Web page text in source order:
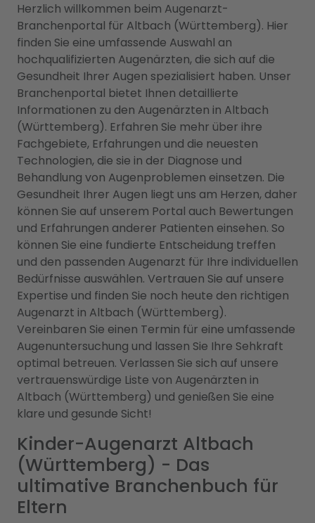
Herzlich willkommen beim Augenarzt-
Branchenportal für Altbach (Württemberg). Hier
finden Sie eine umfassende Auswahl an
hochqualifizierten Augenärzten, die sich auf die
Gesundheit Ihrer Augen spezialisiert haben. Unser
Branchenportal bietet Ihnen detaillierte
Informationen zu den Augenärzten in Altbach
(Württemberg). Erfahren Sie mehr über ihre
Fachgebiete, Erfahrungen und die neuesten
Technologien, die sie in der Diagnose und
Behandlung von Augenproblemen einsetzen. Die
Gesundheit Ihrer Augen liegt uns am Herzen, daher
können Sie auf unserem Portal auch Bewertungen
und Erfahrungen anderer Patienten einsehen. So
können Sie eine fundierte Entscheidung treffen
und den passenden Augenarzt für Ihre individuellen
Bedürfnisse auswählen. Vertrauen Sie auf unsere
Expertise und finden Sie noch heute den richtigen
Augenarzt in Altbach (Württemberg).
Vereinbaren Sie einen Termin für eine umfassende
Augenuntersuchung und lassen Sie Ihre Sehkraft
optimal betreuen. Verlassen Sie sich auf unsere
vertrauenswürdige Liste von Augenärzten in
Altbach (Württemberg) und genießen Sie eine
klare und gesunde Sicht!
Kinder-Augenarzt Altbach
(Württemberg) - Das
ultimative Branchenbuch für
Eltern